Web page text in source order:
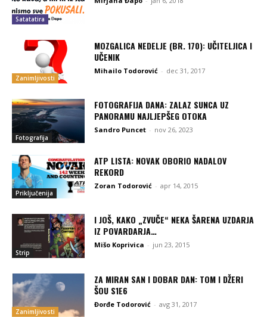
Satatatira
Zanimljivosti
MOZGALICA NEDELJE (BR. 170): UČITELJICA I
UČENIK
Mihailo Todorović - dec 31, 2017
Fotografija
FOTOGRAFIJA DANA: ZALAZ SUNCA UZ
PANORAMU NAJLJEPŠEG OTOKA
Sandro Puncet - nov 26, 2023
Priključenija
ATP LISTA: NOVAK OBORIO NADALOV
REKORD
Zoran Todorović - apr 14, 2015
Strip
I JOŠ, KAKO „ZVUČE“ NEKA ŠARENA UZDARJA
IZ POVARDARJA…
Mišo Koprivica - jun 23, 2015
Zanimljivosti
ZA MIRAN SAN I DOBAR DAN: TOM I DŽERI
ŠOU S1E6
Đorđe Todorović - avg 31, 2017